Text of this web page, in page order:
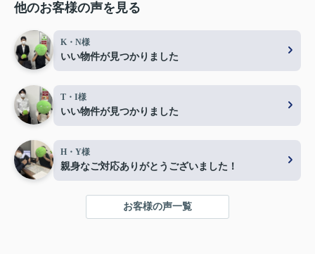
他のお客様の声を見る
K・N様
いい物件が見つかりました
T・I様
いい物件が見つかりました
H・Y様
親身なご対応ありがとうございました！
お客様の声一覧